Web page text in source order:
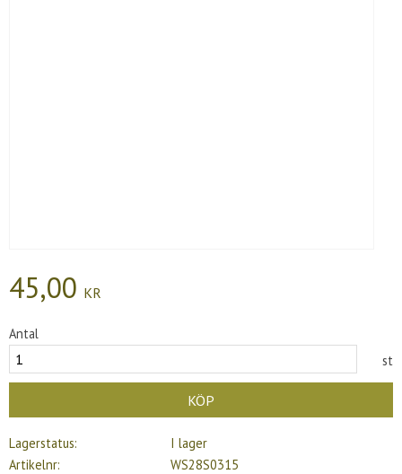
45,00 KR
Antal
st
KÖP
Lagerstatus
I lager
Artikelnr
WS28S0315